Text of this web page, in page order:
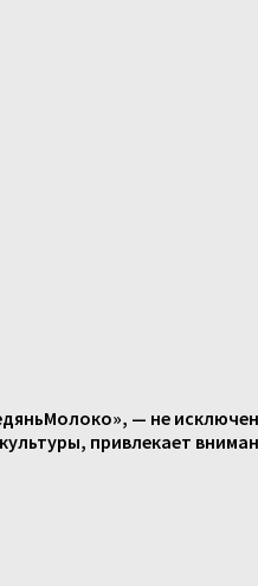
— не
культуры, привлекает